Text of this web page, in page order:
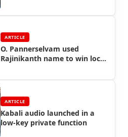
Malaysia
ARTICLE
O. Pannerselvam used
Rajinikanth name to win local
ARTICLE
Kabali audio launched in a
low-key private function